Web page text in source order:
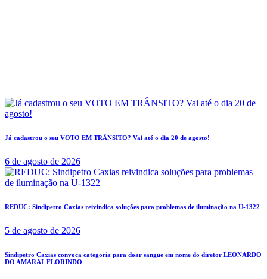
Já cadastrou o seu VOTO EM TRÂNSITO? Vai até o dia 20 de agosto!
6 de agosto de 2026
REDUC: Sindipetro Caxias reivindica soluções para problemas de iluminação na U-1322
5 de agosto de 2026
Sindipetro Caxias convoca categoria para doar sangue em nome do diretor LEONARDO
DO AMARAL FLORINDO